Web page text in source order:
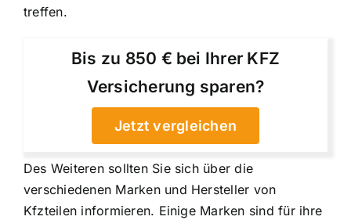
treffen.
Bis zu 850 € bei Ihrer KFZ
Versicherung sparen?
Jetzt vergleichen
Des Weiteren sollten Sie sich über die
verschiedenen Marken und Hersteller von
Kfzteilen informieren. Einige Marken sind für ihre